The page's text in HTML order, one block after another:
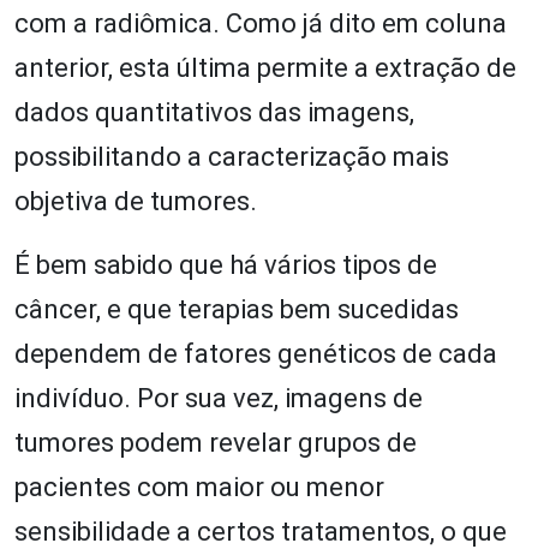
com a radiômica. Como já dito em coluna
anterior, esta última permite a extração de
dados quantitativos das imagens,
possibilitando a caracterização mais
objetiva de tumores.
É bem sabido que há vários tipos de
câncer, e que terapias bem sucedidas
dependem de fatores genéticos de cada
indivíduo. Por sua vez, imagens de
tumores podem revelar grupos de
pacientes com maior ou menor
sensibilidade a certos tratamentos, o que